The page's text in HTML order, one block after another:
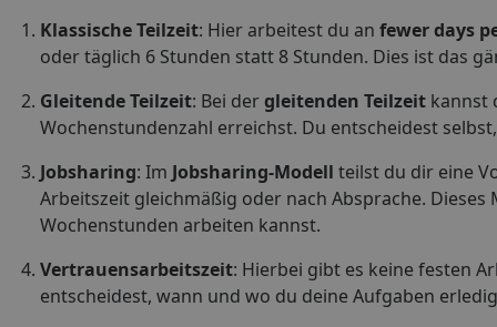
Klassische Teilzeit: Hier arbeitest du an fewer days
oder täglich 6 Stunden statt 8 Stunden. Dies ist das
Gleitende Teilzeit: Bei dergleitenden Teilzeit kannst
Wochenstundenzahl erreichst. Du entscheidest
Jobsharing: Im Jobsharing-Modell teilst du dir eine
Arbeitszeit gleichmäßig oder nach Absprache.
Wochenstunden arbeiten kannst.
Vertrauensarbeitszeit: Hierbei gibt es keine festen
entscheidest, wann und wo du deine Aufgaben